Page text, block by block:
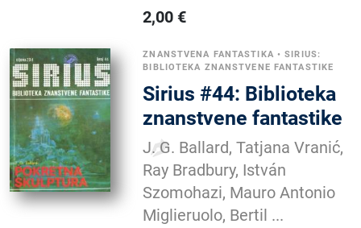
2,00 €
ZNANSTVENA FANTASTIKA •SIRIUS:
BIBLIOTEKA ZNANSTVENE FANTASTIKE
Sirius #44: Biblioteka
znanstvene fantastike
J. G. Ballard, Tatjana Vranić,
Ray Bradbury, István
Szomohazi, Mauro Antonio
Miglieruolo, Bertil ...